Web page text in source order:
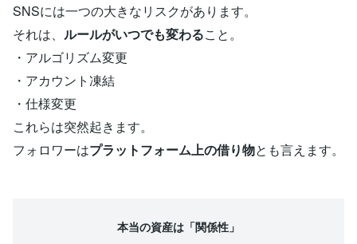
SNSには一つの大きなリスクがあります。
それは、 ルールがいつでも変わること。
・アルゴリズム変更
・アカウント凍結
・仕様変更
これらは突然起きます。
フォロワーはプラットフォーム上の借り物とも言えます。
本当の資産は「関係性」